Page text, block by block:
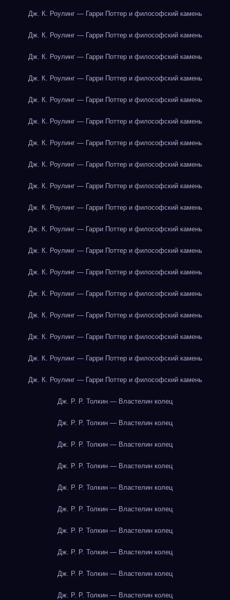
Дж. К. Роулинг — Гарри Поттер и философский камень
Дж. К. Роулинг — Гарри Поттер и философский камень
Дж. К. Роулинг — Гарри Поттер и философский камень
Дж. К. Роулинг — Гарри Поттер и философский камень
Дж. К. Роулинг — Гарри Поттер и философский камень
Дж. К. Роулинг — Гарри Поттер и философский камень
Дж. К. Роулинг — Гарри Поттер и философский камень
Дж. К. Роулинг — Гарри Поттер и философский камень
Дж. К. Роулинг — Гарри Поттер и философский камень
Дж. К. Роулинг — Гарри Поттер и философский камень
Дж. К. Роулинг — Гарри Поттер и философский камень
Дж. К. Роулинг — Гарри Поттер и философский камень
Дж. К. Роулинг — Гарри Поттер и философский камень
Дж. К. Роулинг — Гарри Поттер и философский камень
Дж. К. Роулинг — Гарри Поттер и философский камень
Дж. К. Роулинг — Гарри Поттер и философский камень
Дж. К. Роулинг — Гарри Поттер и философский камень
Дж. К. Роулинг — Гарри Поттер и философский камень
Дж. Р. Р. Толкин — Властелин колец
Дж. Р. Р. Толкин — Властелин колец
Дж. Р. Р. Толкин — Властелин колец
Дж. Р. Р. Толкин — Властелин колец
Дж. Р. Р. Толкин — Властелин колец
Дж. Р. Р. Толкин — Властелин колец
Дж. Р. Р. Толкин — Властелин колец
Дж. Р. Р. Толкин — Властелин колец
Дж. Р. Р. Толкин — Властелин колец
Дж. Р. Р. Толкин — Властелин колец